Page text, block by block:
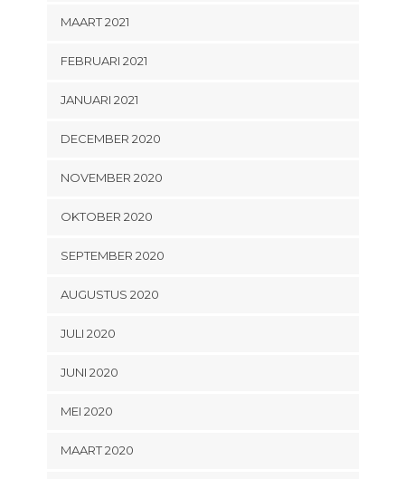
MAART 2021
FEBRUARI 2021
JANUARI 2021
DECEMBER 2020
NOVEMBER 2020
OKTOBER 2020
SEPTEMBER 2020
AUGUSTUS 2020
JULI 2020
JUNI 2020
MEI 2020
MAART 2020